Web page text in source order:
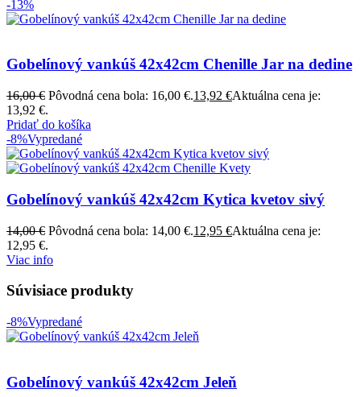
-13%
Gobelínový vankúš 42x42cm Chenille Jar na dedine
16,00€ Pôvodná cena bola: 16,00 €.13,92 €Aktuálna cena je:
13,92 €.
Pridať do košíka
-8%Vypredané
Gobelínový vankúš 42x42cm Kytica kvetov sivý
14,00€ Pôvodná cena bola: 14,00 €.12,95 €Aktuálna cena je:
12,95 €.
Viac info
Súvisiace produkty
-8%Vypredané
Gobelínový vankúš 42x42cm Jeleň